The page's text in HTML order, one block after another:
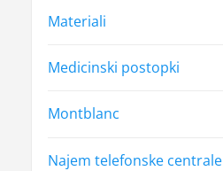
Materiali
Medicinski postopki
Montblanc
Najem telefonske centrale